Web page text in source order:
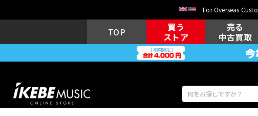
For Overseas
TOP
買う
ストア
売る
中古買取